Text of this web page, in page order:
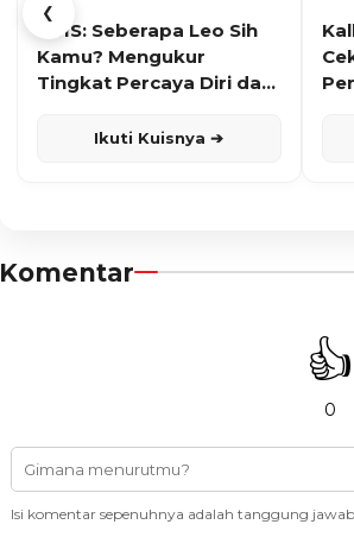
❮
KUIS: Seberapa Leo Sih
Kamu? Mengukur
Tingkat Percaya Diri dan
Ikuti Kuisnya ➔
Komentar
👍
0
Isi komentar sepenuhnya adalah tanggung